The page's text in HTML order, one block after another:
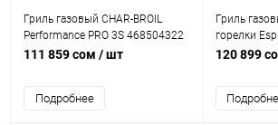
Гриль газовый CHAR-BROIL
Performance PRO 3S 468504322
111 859 сом / шт
Подробнее
Гриль
горелки
120 899